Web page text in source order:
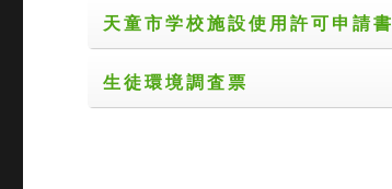
天童市学校施設使用許可申請書
生徒環境調査票